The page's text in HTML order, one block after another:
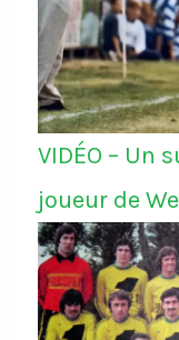
VIDÉO – Un
joueur de